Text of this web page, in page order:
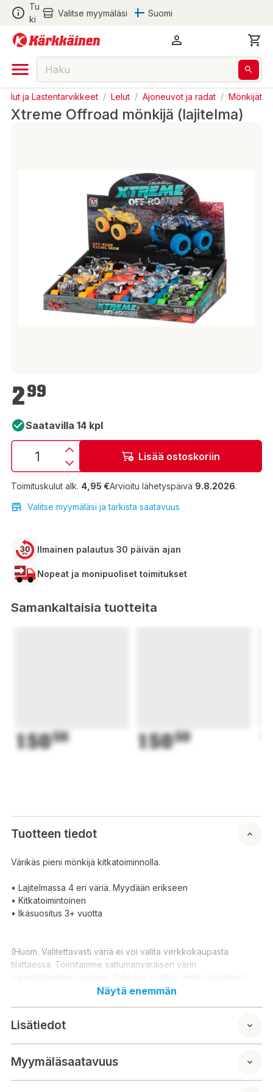
Tu
ki
Valitse myymäläsi Suomi
Lelut ja Lastentarvikkeet / Lelut / Ajoneuvot ja radat / Mönkijät
Xtreme Offroad mönkijä (lajitelma)
2,99 €
299
Saatavilla 14 kpl
Lisää ostoskoriin
Toimituskulut alk. 4,95 €Arvioitu lähetyspäivä 9.8.2026.
Valitse myymäläsi ja tarkista saatavuus
Ilmainen palautus 30 päivän ajan
Nopeat ja monipuoliset toimitukset
Samankaltaisia tuotteita
15050 15050
Tuotteen tiedot
Värikäs pieni mönkijä kitkatoiminnolla.
• Lajitelmassa 4 eri väriä. Myydään erikseen
• Kitkatoimintoinen
• Ikäsuositus 3+ vuotta
(Huom. Valitettavasti väriä ei voi valita verkkokaupasta
tilattaessa. Toimitamme sattumanvaraisen värin
varastotilanteen mukaan. Pakkaus sisältää yhden tuotteen.)
- Finns i 4 olika färger. Säljs separat
- Med friktionsfunktion
Näytä enemmän
Lisätiedot
Myymäläsaatavuus